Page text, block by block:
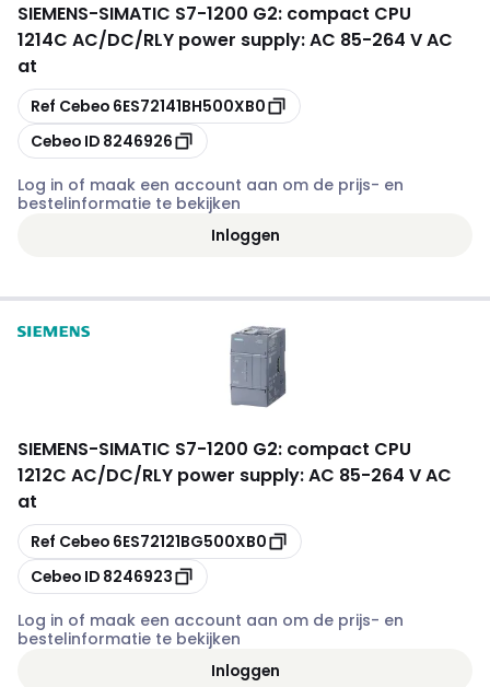
SIEMENS-SIMATIC S7-1200 G2: compact CPU
1214C AC/DC/RLY power supply: AC 85-264 V AC
at
Kopiëren
Ref Cebeo 6ES72141BH500XB0
Kopiëren
Cebeo ID 8246926
Log in of maak een account aan om de prijs- en
bestelinformatie te bekijken
Inloggen
SIEMENS-SIMATIC S7-1200 G2: compact CPU
1212C AC/DC/RLY power supply: AC 85-264 V AC
at
Kopiëren
Ref Cebeo 6ES72121BG500XB0
Kopiëren
Cebeo ID 8246923
Log in of maak een account aan om de prijs- en
bestelinformatie te bekijken
Inloggen